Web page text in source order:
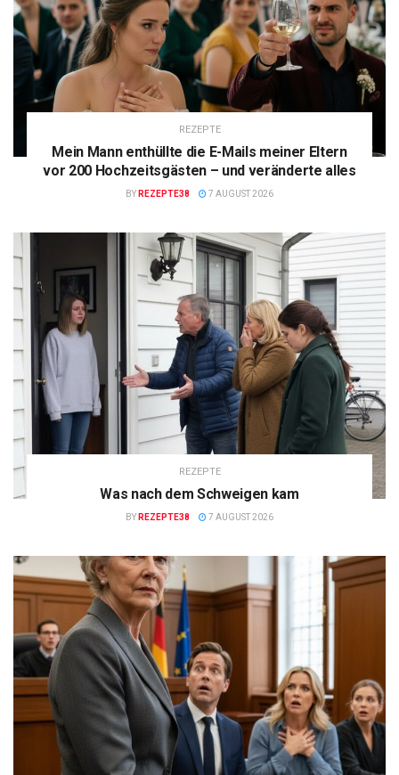
REZEPTE
Mein Mann enthüllte die E-Mails meiner Eltern
vor 200 Hochzeitsgästen – und veränderte alles
BY REZEPTE38 7 AUGUST 2026
REZEPTE
Was nach dem Schweigen kam
BY REZEPTE38 7 AUGUST 2026